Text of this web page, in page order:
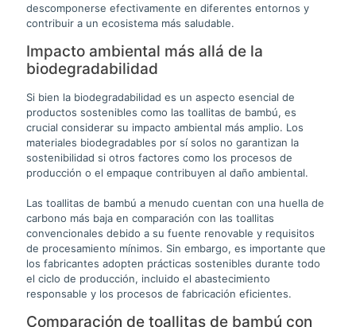
descomponerse efectivamente en diferentes entornos y
contribuir a un ecosistema más saludable.
Impacto ambiental más allá de la
biodegradabilidad
Si bien la biodegradabilidad es un aspecto esencial de
productos sostenibles como las toallitas de bambú, es
crucial considerar su impacto ambiental más amplio. Los
materiales biodegradables por sí solos no garantizan la
sostenibilidad si otros factores como los procesos de
producción o el empaque contribuyen al daño ambiental.
Las toallitas de bambú a menudo cuentan con una huella de
carbono más baja en comparación con las toallitas
convencionales debido a su fuente renovable y requisitos
de procesamiento mínimos. Sin embargo, es importante que
los fabricantes adopten prácticas sostenibles durante todo
el ciclo de producción, incluido el abastecimiento
responsable y los procesos de fabricación eficientes.
Comparación de toallitas de bambú con